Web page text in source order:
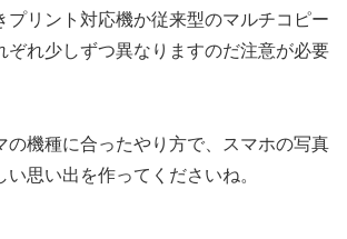
プリント対応機か従来型のマルチコピー
ぞれ少しずつ異なりますのだ注意が必要
の機種に合ったやり方で、スマホの写真
い思い出を作ってくださいね。